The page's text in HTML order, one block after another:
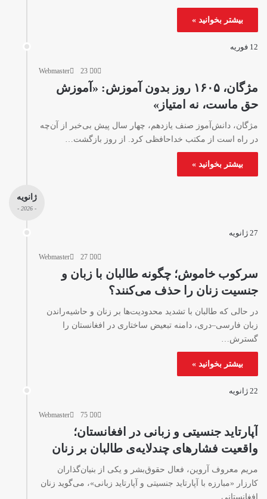
بیشتر بخوانید »
12 فوریه
Webmaster 0
مژگان، ۱۶۰۵ روز بدون آموزش: «آموزش
حق ماست، نه امتیاز»
مژگان، دانش‌آموز صنف یازدهم، چهار سال پیش بی‌خبر از آن‌چه
در راه است از مکتب خداحافظی کرد. از روز بازگشت…
بیشتر بخوانید »
ژانویه
- 2026 -
27 ژانویه
Webmaster 0
سرکوب خاموش؛ چگونه طالبان با زبان و
جنسیت زنان را حذف می‌کنند؟
در حالی که طالبان با تشدید محدودیت‌ها بر زنان و حاشیه‌راندن
زبان فارسی‌–دری، دامنه تبعیض ساختاری در افغانستان را
گسترش…
بیشتر بخوانید »
22 ژانویه
Webmaster 0
آپارتاید جنسیتی و زبانی در افغانستان؛
واقعیت فشارهای چندلایه‌ی طالبان بر زنان
مریم معروف آروین، فعال حقوق‌بشر و یکی از بنیان‌گذاران
کارزار «مبارزه با آپارتاید جنسیتی و آپارتاید زبانی»، می‌گوید زنان
افغانستانی…